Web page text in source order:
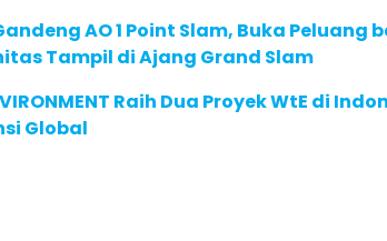
AO 1 Point Slam, Buka Peluang
Tampil di Ajang Grand Slam
Raih Dua Proyek WtE di
Global